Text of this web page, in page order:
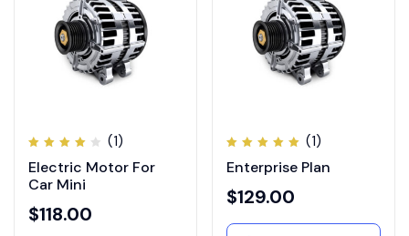
4.00
(1)
Electric Motor For
Car Mini
$118.00
5.00na
(1)
Enterprise Plan
$129.00